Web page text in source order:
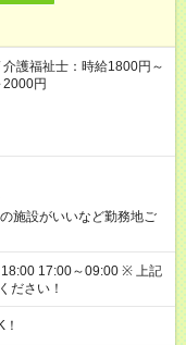
護福祉士：時給1800円～
円
施設がいいなど勤務地ご
17:00～09:00 ※ 上記
ださい！